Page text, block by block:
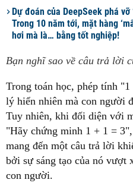
Dự đoán của DeepSeek phá
Trong 10 năm tới, mặt hàng
hơi mà là… bằng tốt nghiệp!
Bạn nghĩ sao về câu trả lời
Trong toán học, phép tính
lý hiển nhiên mà con người
Tuy nhiên, khi đối diện với
"Hãy chứng minh 1 + 1 =
mang đến một câu trả lời
bởi sự sáng tạo của nó vượt
con người.